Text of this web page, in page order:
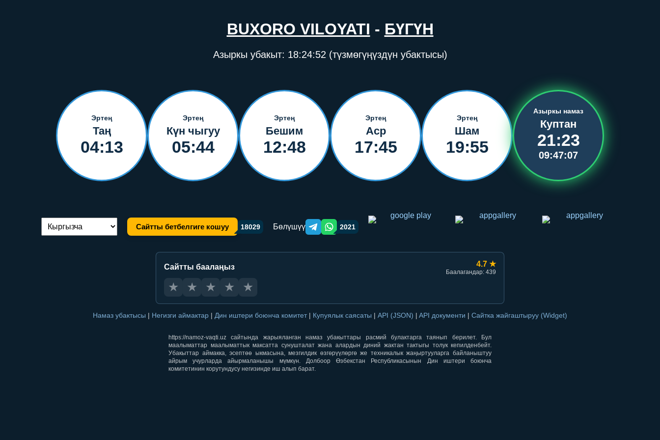
BUXORO VILOYATI - БҮГҮН
Азыркы убакыт: 18:24:52 (түзмөгүңүздүн убактысы)
Эртең
Таң
04:13
Эртең
Күн чыгуу
05:44
Эртең
Бешим
12:48
Эртең
Аср
17:45
Эртең
Шам
19:55
Азыркы намаз
Куптан
21:23
09:47:07
Тилди алмаштыруу: Сайтты бетбелгиге кошуу 18029 Бөлүшүү Telegram orqali ulashish
WhatsApp orqali ulashish
2021
Сайтты баалаңыз 4.7 ★
Баалагандар: 439
★ ★ ★ ★ ★
Намаз убактысы | Негизги аймактар | Дин иштери боюнча комитет | Купуялык саясаты | API (JSON) | API документи | Сайтка жайгаштыруу (Widget)
https://namoz-vaqti.uz сайтында жарыяланган намаз убакыттары расмий булактарга таянып берилет. Бул
маалыматтар маалыматтык максатта сунушталат жана алардын диний жактан тактыгы толук кепилденбейт.
Убакыттар аймакка, эсептөө ыкмасына, мезгилдик өзгөрүүлөргө же техникалык жаңыртууларга байланыштуу
айрым учурларда айырмаланышы мүмкүн. Долбоор Өзбекстан Республикасынын Дин иштери боюнча
комитетинин корутундусу негизинде иш алып барат.